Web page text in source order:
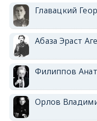
Главацкий
Абаза Эраст
Филиппов
Орлов